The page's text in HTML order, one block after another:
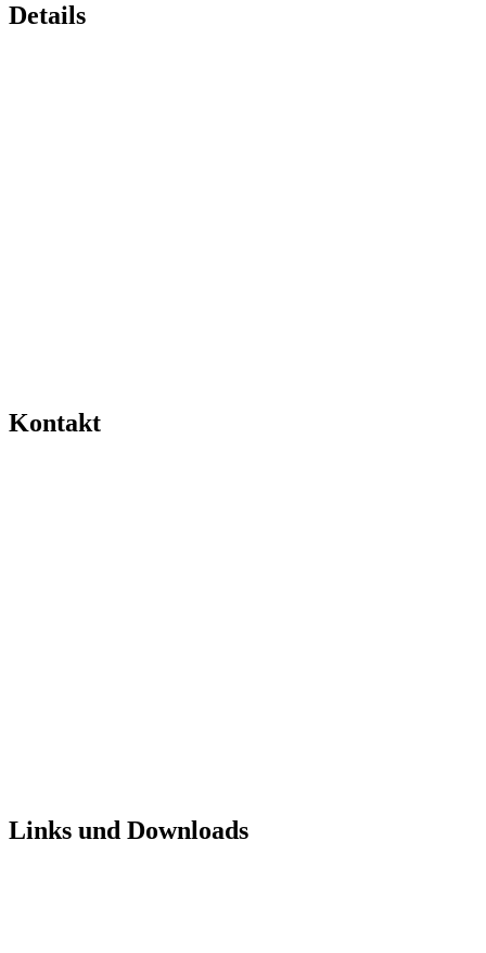
Details
Kontakt
Links und Downloads